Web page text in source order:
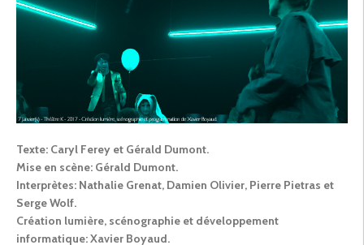
Texte: Caryl Ferey et Gérald Dumont.
Mise en scène: Gérald Dumont.
Interprètes: Nathalie Grenat, Damien Olivier, Pierre Pietras et
Serge Wolf.
Création lumière, scénographie et développement
informatique: Xavier Boyaud.